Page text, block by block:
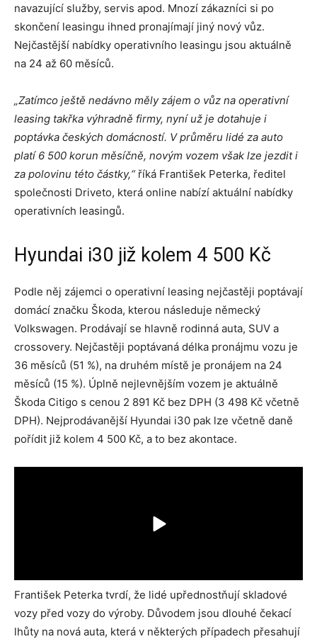
navazující služby, servis apod. Mnozí zákazníci si po
skončení leasingu ihned pronajímají jiný nový vůz.
Nejčastější nabídky operativního leasingu jsou aktuálně
na 24 až 60 měsíců.
„Zatímco ještě nedávno měly zájem o vůz na operativní
leasing takřka výhradně firmy, nyní už je dotahuje i
poptávka českých domácností. V průměru lidé za auto
platí 6 500 korun měsíčně, novým vozem však lze jezdit i
za polovinu této částky,“říká František Peterka, ředitel
společnosti Driveto, která online nabízí aktuální nabídky
operativních leasingů.
Hyundai i30 již kolem 4 500 Kč
Podle něj zájemci o operativní leasing nejčastěji poptávají
domácí značku Škoda, kterou následuje německý
Volkswagen. Prodávají se hlavně rodinná auta, SUV a
crossovery. Nejčastěji poptávaná délka pronájmu vozu je
36 měsíců (51 %), na druhém místě je pronájem na 24
měsíců (15 %). Úplně nejlevnějším vozem je aktuálně
Škoda Citigo s cenou 2 891 Kč bez DPH (3 498 Kč včetně
DPH). Nejprodávanější Hyundai i30 pak lze včetně daně
pořídit již kolem 4 500 Kč, a to bez akontace.
František Peterka tvrdí, že lidé upřednostňují skladové
vozy před vozy do výroby. Důvodem jsou dlouhé čekací
lhůty na nová auta, která v některých případech přesahují